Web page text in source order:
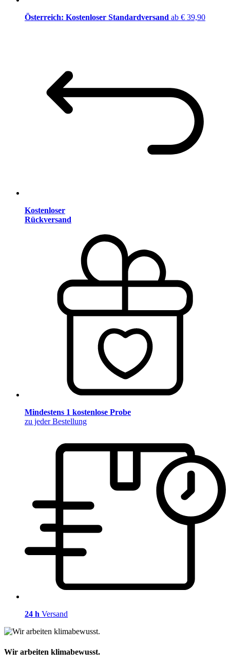
Österreich: Kostenloser Standardversand ab € 39,90
Kostenloser
Rückversand
Mindestens 1 kostenlose Probe
zu jeder Bestellung
24 h Versand
Wir arbeiten klimabewusst.